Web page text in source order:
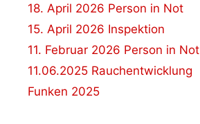
18. April 2026 Person in Not
15. April 2026 Inspektion
11. Februar 2026 Person in Not
11.06.2025 Rauchentwicklung
Funken 2025